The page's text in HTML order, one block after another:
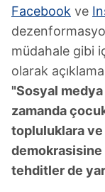
Facebook ve
müdahale gibi
olarak
"Sosyal medya
zamanda
topluluklara
demokrasisine
tehditler de